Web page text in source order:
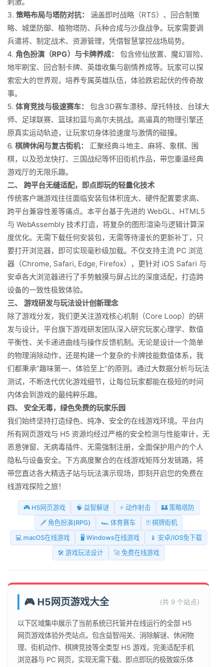
3. 策略布局与塔防对抗：
涵盖即时战略（RTS）、回合制策
略、城堡防御、植物塔防、兵种合成与沙盘战争。玩家需要调
兵遣将、制定战术、资源管理，凭借智慧掌控战场局势。
4. 角色扮演（RPG）与卡牌养成：
包含修仙放置、魔幻冒险、
地牢刷宝、回合制卡牌、英雄收集与剧情养成等。玩家可以探
索宏大的世界观，培养专属英雄队伍，体验跌宕起伏的传奇故
事。
5. 体育竞技与极速赛车：
包含3D赛车漂移、摩托特技、台球大
师、足球联赛、篮球扣篮与高尔夫挑战。高逼真的物理引擎还
原真实运动轨迹，让玩家切身体验速度与激情的碰撞。
6. 棋牌休闲与复古街机：
汇聚经典斗地主、麻将、象棋、围
棋，以及恐龙快打、三国战纪等怀旧街机作品，带您重温经典
游戏厅的无限乐趣。
二、 跨平台无缝适配，即点即玩的轻量化技术
传统客户端游戏往往面临安装包体积庞大、硬件配置要求高、
跨平台兼容性差等痛点。本平台基于先进的 WebGL、HTML5
与 WebAssembly 技术打造，将复杂的图形渲染与逻辑计算深
度优化。无需下载任何安装包，无需等待漫长的更新补丁，只
要打开浏览器，即可实现毫秒级加载。不仅支持主流 PC 浏览
器（Chrome, Safari, Edge, Firefox），更针对 iOS Safari 与
安卓各大浏览器进行了手势触摸与屏占比的深度适配，打造跨
设备的一致性极致体验。
三、 游戏研发与玩法设计创新理念
除了游戏分发，我们更关注游戏核心机制（Core Loop）的研
发与设计。平台旗下游戏研发团队深入研究玩家心理学、数值
平衡性、关卡递进曲线与操作反馈机制。无论是设计一个简单
的物理消除动作，还是构建一个复杂的卡牌技能数值体系，我
们都秉承“趣味第一、体验至上”的原则。通过大数据分析与玩法
测试，不断迭代优化游戏细节，让每位玩家都能在极短的时间
内体会到游戏的最纯粹乐趣。
四、 安全无毒，绿色免费的玩家乐园
我们始终坚持打造绿色、纯净、安全的在线游戏环境。平台内
所有网页游戏与 H5 资源均经过严格的安全检测与性能审计，无
恶意弹窗、无病毒插件、无需强制注册，全面保护用户的个人
隐私与设备安全。下方高度聚合的在线游戏矩阵分发链路，将
带您直达各大精选子站与玩法演示现场，即刻开启您的免费在
线游戏探险之旅！
🎮 H5网页游戏 🧠 益智解谜 ⚡ 动作射击
🏰 策略塔防
🗡️ 角色扮演(RPG)
🏎️ 体育赛车
🃏 棋牌街机
💻 macOS在线游戏
🖥️ Windows在线游戏
📱 安卓/iOS免下载
🛠️ 游戏玩法设计
🚀 免费在线游戏
🎮 H5网页游戏大全 (共 9 个站点)
以下区域集中展示了当前系统已托管并在线运行的全部 H5
网页游戏体验外壳站点。包含益智闯关、消除解谜、休闲物
理、街机动作、棋牌竞技等全类型 H5 游戏，完美适配手机
浏览器与 PC 网页，实现无需下载、即点即玩的极致娱乐体